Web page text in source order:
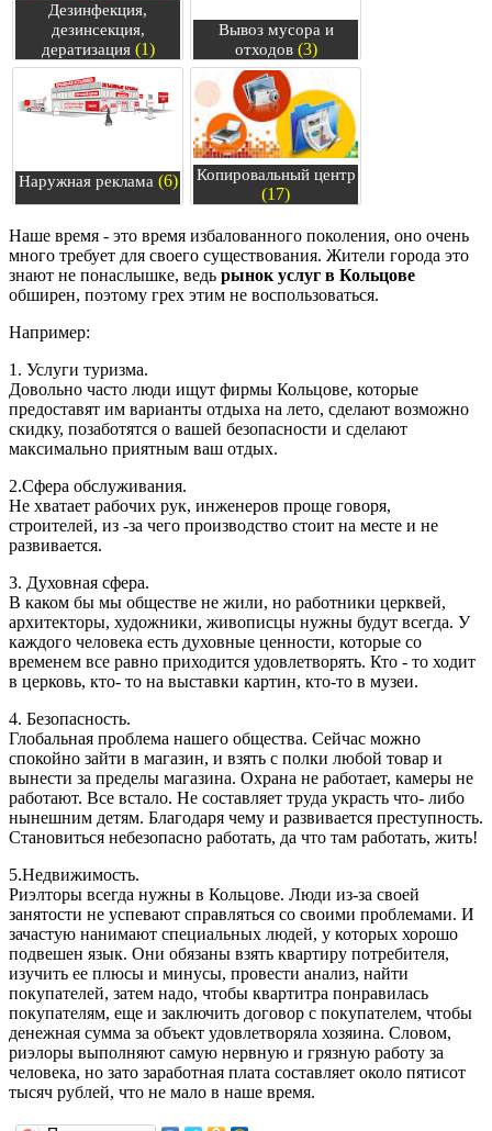
Дезинфекция,
дезинсекция,
дератизация(1)
Вывоз мусора и
отходов(3)
Наружная реклама (6) Копировальный центр
(17)
Наше время - это время избалованного поколения, оно очень
много требует для своего существования. Жители города это
знают не понаслышке, ведь рынок услуг в Кольцове
обширен, поэтому грех этим не воспользоваться.
Например:
1. Услуги туризма.
Довольно часто люди ищут фирмы Кольцове, которые
предоставят им варианты отдыха на лето, сделают возможно
скидку, позаботятся о вашей безопасности и сделают
максимально приятным ваш отдых.
2.Сфера обслуживания.
Не хватает рабочих рук, инженеров проще говоря,
строителей, из -за чего производство стоит на месте и не
развивается.
3. Духовная сфера.
В каком бы мы обществе не жили, но работники церквей,
архитекторы, художники, живописцы нужны будут всегда. У
каждого человека есть духовные ценности, которые со
временем все равно приходится удовлетворять. Кто - то ходит
в церковь, кто- то на выставки картин, кто-то в музеи.
4. Безопасность.
Глобальная проблема нашего общества. Сейчас можно
спокойно зайти в магазин, и взять с полки любой товар и
вынести за пределы магазина. Охрана не работает, камеры не
работают. Все встало. Не составляет труда украсть что- либо
нынешним детям. Благодаря чему и развивается преступность.
Становиться небезопасно работать, да что там работать, жить!
5.Недвижимость.
Риэлторы всегда нужны в Кольцове. Люди из-за своей
занятости не успевают справляться со своими проблемами. И
зачастую нанимают специальных людей, у которых хорошо
подвешен язык. Они обязаны взять квартиру потребителя,
изучить ее плюсы и минусы, провести анализ, найти
покупателей, затем надо, чтобы квартитра понравилась
покупателям, еще и заключить договор с покупателем, чтобы
денежная сумма за объект удовлетворяла хозяина. Словом,
риэлоры выполняют самую нервную и грязную работу за
человека, но зато заработная плата составляет около пятисот
тысяч рублей, что не мало в наше время.